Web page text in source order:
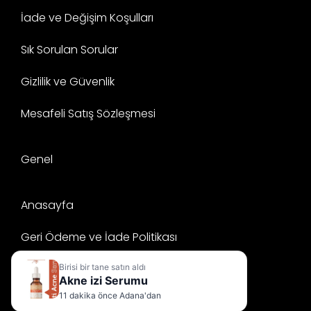
İade ve Değişim Koşulları
Sık Sorulan Sorular
Gizlilik ve Güvenlik
Mesafeli Satış Sözleşmesi
Genel
Anasayfa
Geri Ödeme ve İade Politikası
Mesafeli Satış Sözleşmesi
Gizlilik ve Güvenlik
Birisi bir tane satın aldı
Akne izi Serumu
11 dakika önce Adana'dan